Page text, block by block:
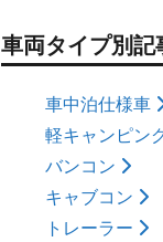
車両タイプ別記
車中泊仕様車
軽キャンピン
バンコン
キャブコン
トレーラー